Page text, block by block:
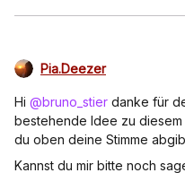
Pia.Deezer
Hi @bruno_stier danke für
bestehende Idee zu diesem
du oben deine Stimme
Kannst du mir bitte noch